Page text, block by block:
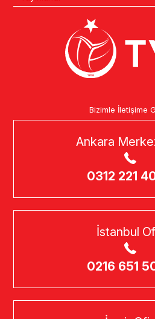
Bizimle İletişime
Ankara
0312 221
İstanbul
0216 651